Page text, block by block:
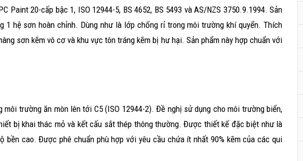
Paint 20-cấp bậc 1, ISO 12944-5, BS 4652, BS 5493 và AS/NZS 3750.9.1994. Sản
1 hệ sơn hoàn chỉnh. Dùng như là lớp chống rỉ trong môi trường khí quyển. Thích
sơn kẽm vô cơ và khu vực tôn tráng kẽm bị hư hại. Sản phẩm này hợp chuẩn với
trường ăn mòn lên tới C5 (ISO 12944-2). Đề nghị sử dụng cho môi trường biển,
bị khai thác mỏ và kết cấu sắt thép thông thường. Được thiết kế đặc biệt như là
cao. Được phê chuẩn phù hợp với yêu cầu chứa ít nhất 90% kẽm của các qui